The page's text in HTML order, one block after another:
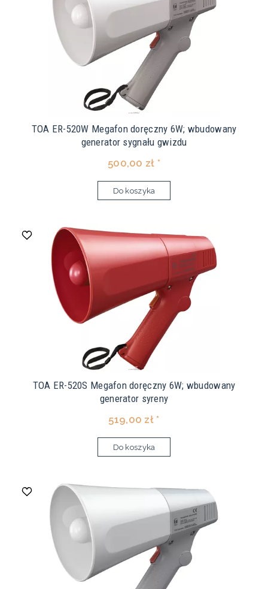
TOA ER-520W Megafon doręczny 6W; wbudowany
generator sygnału gwizdu
500,00 zł *
Do koszyka
TOA ER-520S Megafon doręczny 6W; wbudowany
generator syreny
519,00 zł *
Do koszyka